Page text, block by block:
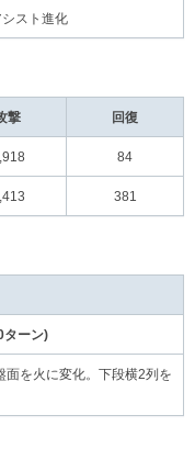
シスト進化
撃 回復
84
381
ーン)
面を火に変化。下段横2列を